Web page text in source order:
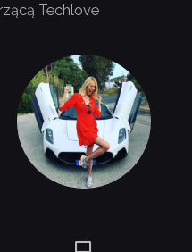
Techlove